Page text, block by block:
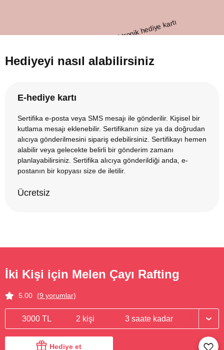
Hediyeyi nasıl alabilirsiniz
E-hediye kartı
Sertifika e-posta veya SMS mesajı ile gönderilir. Kişisel bir
kutlama mesajı eklenebilir. Sertifikanın size ya da doğrudan
alıcıya gönderilmesini sipariş edebilirsiniz. Sertifikayı hemen
alabilir veya gelecekte belirli bir gönderim zamanı
planlayabilirsiniz. Sertifika alıcıya gönderildiği anda, e-
postanın bir kopyası size de iletilir.
Ücretsiz
İki Kişi için Melen Çayı Rafting
5.00 (9 yorumlar)
3000 TL 2 kişi 3 saate kadar
Hediye et